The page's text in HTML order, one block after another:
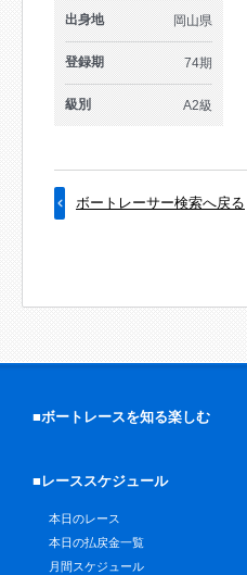
出身地 岡山県
登録期 74期
級別 A2級
ボートレーサー検索へ戻る
■ボートレースを知る楽しむ
■レーススケジュール
本日のレース
本日の払戻金一覧
月間スケジュール